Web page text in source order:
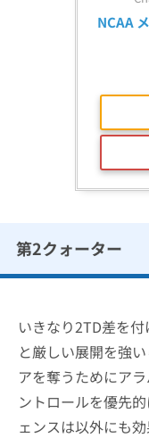
NCAA
第2クォーター
いきなり2TD差を
と厳しい展開を強
アを奪うためにア
ントロールを優先
ェンスは以外にも効